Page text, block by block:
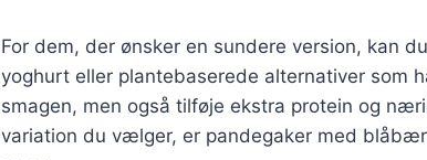
For dem, der ønsker en sundere version, kan
yoghurt eller plantebaserede alternativer som
smagen, men også tilføje ekstra protein og
variation du vælger, er pandegaker med